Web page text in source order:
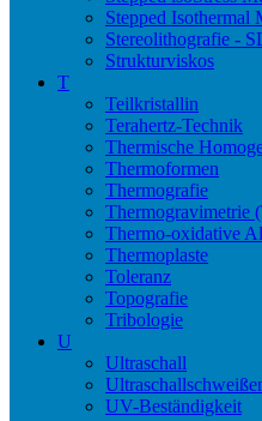
Stepped Isothermal
Stereolithografie -
Strukturviskos
T
Teilkristallin
Terahertz-Technik
Thermische
Thermoformen
Thermografie
Thermogravimetrie
Thermo-oxidative
Thermoplaste
Toleranz
Topografie
Tribologie
U
Ultraschall
UV-Beständigkeit